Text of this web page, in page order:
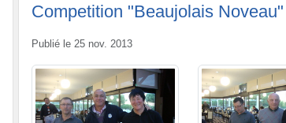
Competition "Beaujolais
Publié le 25 nov. 2013